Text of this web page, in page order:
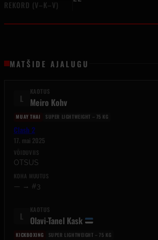
REKORD (V–K–V)
MATŠIDE AJALUGU
L
KAOTUS
Meiro Kohv
MUAY THAI SUPER LIGHTWEIGHT – 75 KG
Clash 2
17. mai 2025
VÕIDUVIIS
OTSUS
KOHA MUUTUS
— → #3
L
KAOTUS
Olavi-Tanel Kask
KICKBOXING SUPER LIGHTWEIGHT – 75 KG